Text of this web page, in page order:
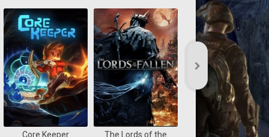
Core Keeper The Lords of the REANIMAL